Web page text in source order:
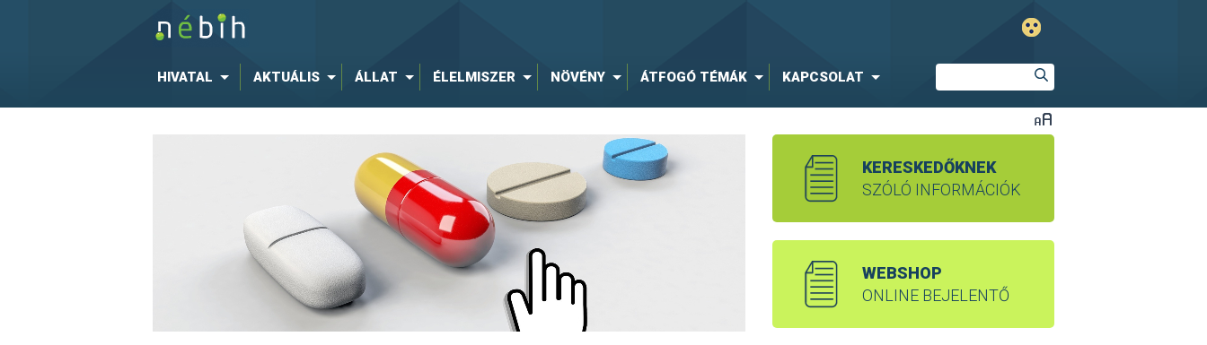
HIVATAL AKTUÁLIS ÁLLAT ÉLELMISZER NÖVÉNY ÁTFOGÓ TÉMÁK KAPCSOLAT
KERESKEDŐKNEK
SZÓLÓ INFORMÁCIÓK
WEBSHOP
ONLINE BEJELENTŐ